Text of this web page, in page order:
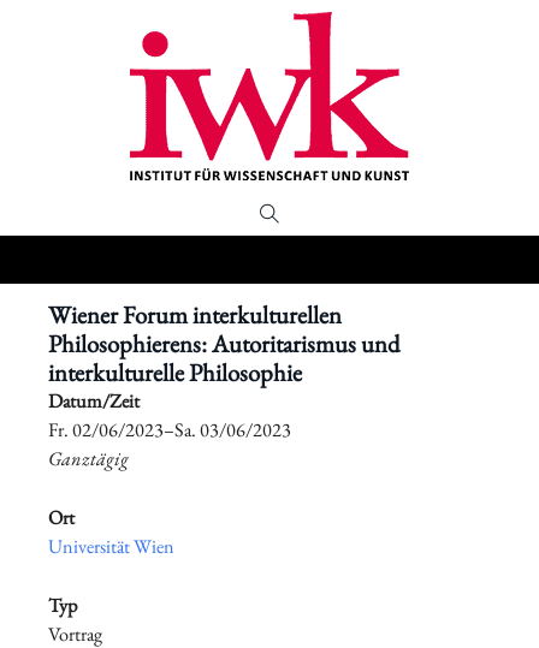
Wiener Forum interkulturellen
Philosophierens: Autoritarismus und
interkulturelle Philosophie
Datum/Zeit
​Fr. 02/06/2023–​Sa. 03/06/2023
Ganztägig
Ort
Universität Wien
Typ
Vortrag